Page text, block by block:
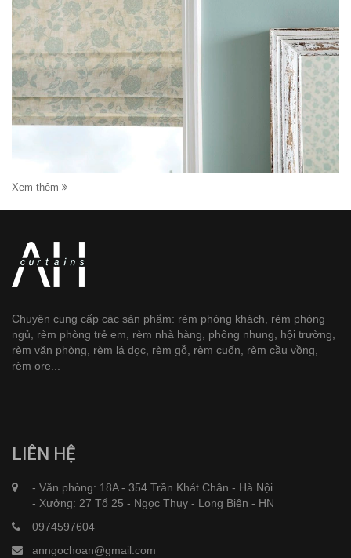
Xem thêm
Chuyên cung cấp các sản phẩm: rèm phòng khách, rèm phòng
ngủ, rèm phòng trẻ em, rèm nhà hàng, phông nhung, hội trường,
rèm văn phòng, rèm lá dọc, rèm gỗ, rèm cuốn, rèm cầu vồng,
rèm ore...
LIÊN HỆ
- Văn phòng: 18A - 354 Trần Khát Chân - Hà Nội
- Xưởng: 27 Tổ 25 - Ngọc Thụy - Long Biên - HN
0974597604
anngochoan@gmail.com